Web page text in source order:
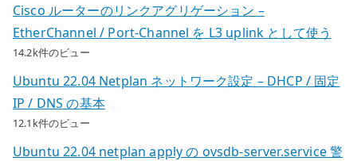
Cisco ルーターのリンクアグリゲーション –
EtherChannel / Port-Channel を L3 uplink として使う
14.2k件のビュー
Ubuntu 22.04 Netplan ネットワーク設定 – DHCP / 固定
IP / DNS の基本
12.1k件のビュー
Ubuntu 22.04 netplan apply の ovsdb-server.service 警